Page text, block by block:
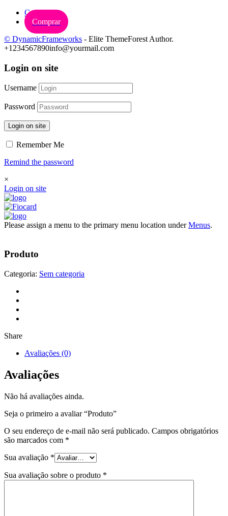
Carrinho
Comprar
© DynamicFrameworks - Elite ThemeForest Author.
+1234567890info@yourmail.com
Login on site
Username
Password
Login on site
Remember Me
Remind the password
×
Login on site
Please assign a menu to the primary menu location underMenus.
Produto
Categoria: Sem categoria
Share
Avaliações (0)
Avaliações
Não há avaliações ainda.
Seja o primeiro a avaliar “Produto”
O seu endereço de e-mail não será publicado. Campos obrigatórios
são marcados com *
Sua avaliação *
Sua avaliação sobre o produto *